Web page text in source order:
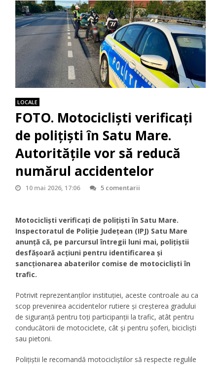
LOCALE
FOTO. Motocicliști verificați
de polițiști în Satu Mare.
Autoritățile vor să reducă
numărul accidentelor
10 mai 2026, 17:06 5 comentarii
Motocicliști verificați de polițiști în Satu Mare.
Inspectoratul de Poliție Județean (IPJ) Satu Mare
anunță că, pe parcursul întregii luni mai, polițiștii
desfășoară acțiuni pentru identificarea și
sancționarea abaterilor comise de motocicliști în
trafic.
Potrivit reprezentanților instituției, aceste controale au ca
scop prevenirea accidentelor rutiere și creșterea gradului
de siguranță pentru toți participanții la trafic, atât pentru
conducătorii de motociclete, cât și pentru șoferi, bicicliști
sau pietoni.
Polițiștii le recomandă motocicliștilor să respecte regulile